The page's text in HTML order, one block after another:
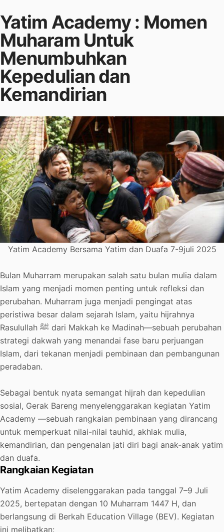
Yatim Academy : Momen
Muharam Untuk
Menumbuhkan
Kepedulian dan
Kemandirian
Yatim Academy Bersama Yatim dan Duafa 7-9juli 2025
Bulan Muharram merupakan salah satu bulan mulia dalam
Islam yang menjadi momen penting untuk refleksi dan
perubahan. Muharram juga menjadi pengingat atas
peristiwa besar dalam sejarah Islam, yaitu hijrahnya
Rasulullah ﷺ dari Makkah ke Madinah—sebuah perubahan
strategi dakwah yang menandai fase baru perjuangan
Islam, dari tekanan menjadi pembinaan dan pembangunan
peradaban.
Sebagai bentuk nyata semangat hijrah dan kepedulian
sosial, Gerak Bareng menyelenggarakan kegiatan Yatim
Academy —sebuah rangkaian pembinaan yang dirancang
untuk memperkuat nilai-nilai tauhid, akhlak mulia,
kemandirian, dan pengenalan jati diri bagi anak-anak yatim
dan duafa.
Rangkaian Kegiatan
Yatim Academy diselenggarakan pada tanggal 7–9 Juli
2025, bertepatan dengan 10 Muharram 1447 H, dan
berlangsung di Berkah Education Village (BEV). Kegiatan
ini melibatkan: